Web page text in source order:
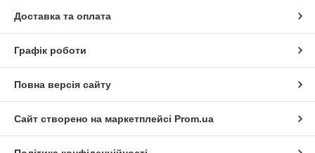
Доставка та оплата
Графік роботи
Повна версія сайту
Сайт створено на маркетплейсі Prom.ua